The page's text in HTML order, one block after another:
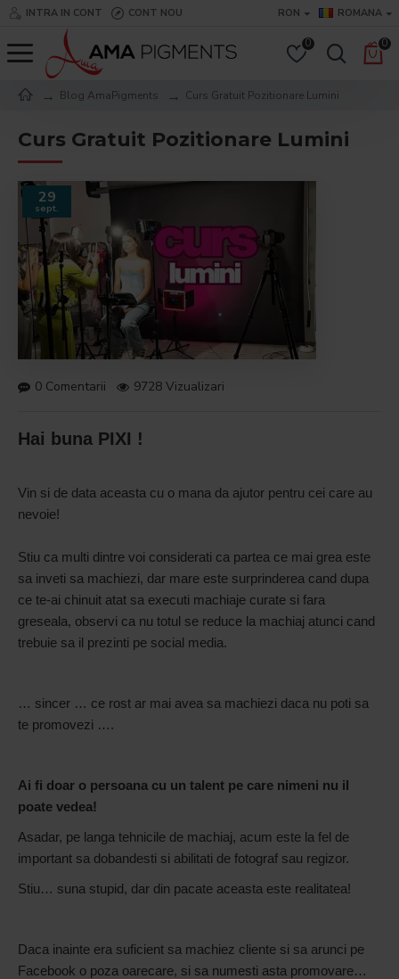
INTRA IN CONT CONT NOU RON ROMANA
0 0
Blog AmaPigments Curs Gratuit Pozitionare Lumini
Curs Gratuit Pozitionare Lumini
29
sept.
0 Comentarii 9728 Vizualizari
Hai buna PIXI !
Vin si de data aceasta cu o mana da ajutor pentru cei care au
nevoie!
Stiu ca multi dintre voi considerati ca partea ce mai grea este
sa inveti sa machiezi, dar mare este surprinderea cand dupa
ce te-ai chinuit atat sa executi machiaje curate si fara
greseala, observi ca nu totul se reduce la machiaj atunci cand
trebuie sa il prezinti pe social media.
… sincer … ce rost ar mai avea sa machiezi daca nu poti sa
te promovezi ….
Ai fi doar o persoana cu un talent pe care nimeni nu il
poate vedea!
Asadar, pe langa tehnicile de machiaj, acum este la fel de
important sa dobandesti si abilitati de fotograf sau regizor.
Stiu… suna stupid, dar din pacate aceasta este realitatea!
Daca inainte era suficient sa machiez cliente si sa arunci pe
Facebook o poza oarecare, si sa numesti asta promovare…